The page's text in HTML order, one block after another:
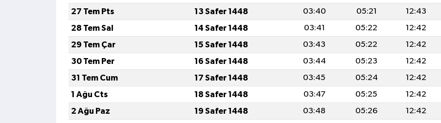
27 Tem Pts
13 Safer 1448 03:40 05:21 12:43
28 Tem Sal
14 Safer 1448 03:41 05:22 12:42
29 Tem Çar
15 Safer 1448 03:43 05:22 12:42
30 Tem Per
16 Safer 1448 03:44 05:23 12:42
31 Tem Cum
17 Safer 1448 03:45 05:24 12:42
1 Ağu Cts
18 Safer 1448 03:47 05:25 12:42
2 Ağu Paz
19 Safer 1448 03:48 05:26 12:42